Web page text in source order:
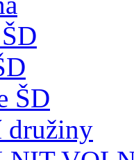
ŠD
družiny